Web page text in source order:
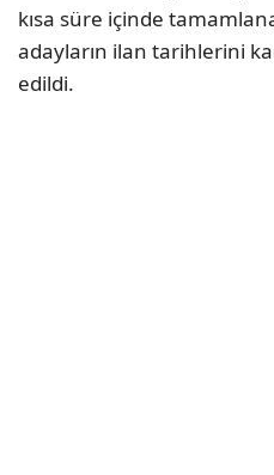
kısa süre içinde
adayların ilan tarihlerini
edildi.